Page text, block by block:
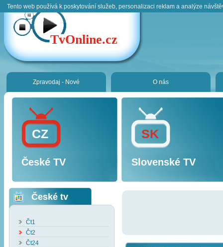
Tento web používá k poskytování služeb, personalizaci reklam a analýze
TvOnline.cz
Zpravodaj - Nové O nás
České TV Slovenské TV
CZ SK
České tv
Čt1
Čt2
Čt24